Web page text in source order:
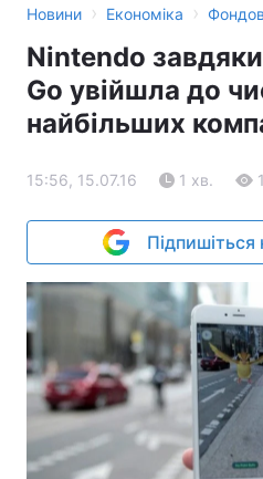
Новини › Економіка ›
Nintendo
Go увійшла до
найбільших
15:56, 15.07.16 1 хв.
Підпишіться